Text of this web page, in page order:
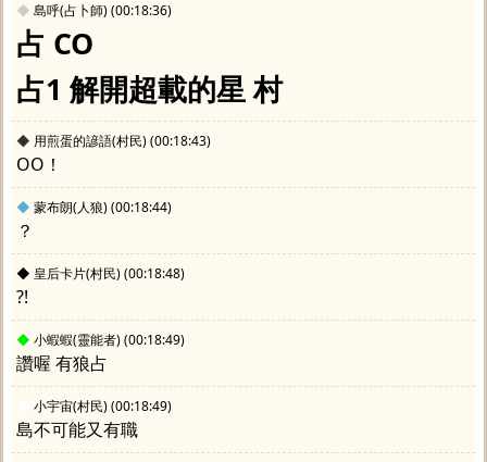
◆ 島呼(占卜師)(00:18:36)
占 CO
占1 解開超載的星 村
◆ 用煎蛋的諺語(村民)(00:18:43)
OO！
◆ 蒙布朗(人狼)(00:18:44)
？
◆ 皇后卡片(村民)(00:18:48)
?!
◆ 小蝦蝦(靈能者)(00:18:49)
讚喔 有狼占
小宇宙(村民)(00:18:49)
島不可能又有職